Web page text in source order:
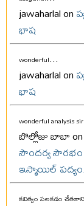
jawaharlal on
భాష
wonderful...
jawaharlal on
భాష
wonderful analysis sir
బొల్లోజు బాబా on
సౌందర్య
ఇస్మాయిల్ పద్యం.
కవిత్వం పలకడం